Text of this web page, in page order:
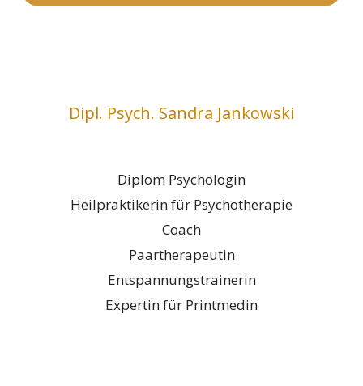
Dipl. Psych. Sandra Jankowski
Diplom Psychologin
Heilpraktikerin für Psychotherapie
Coach
Paartherapeutin
Entspannungstrainerin
Expertin für Printmedin